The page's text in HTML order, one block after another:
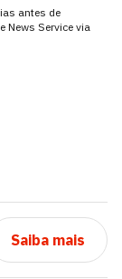
antes de
News Service via
Saiba mais